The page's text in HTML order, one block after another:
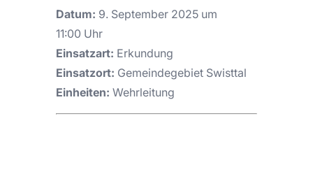
Datum: 9. September 2025 um
11:00 Uhr
Einsatzart: Erkundung
Einsatzort: Gemeindegebiet Swisttal
Einheiten: Wehrleitung